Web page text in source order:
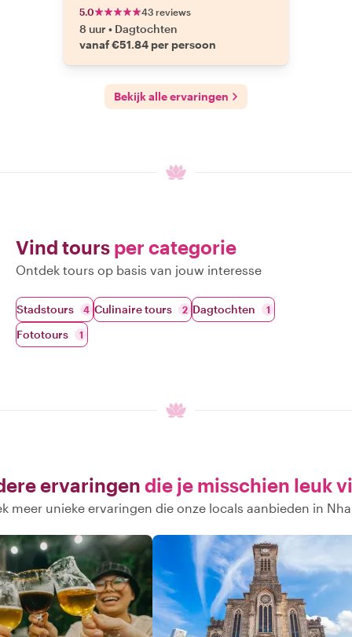
5.0 43 reviews
8 uur • Dagtochten
vanaf €51.84 per persoon
Bekijk alle ervaringen
Vind tours per categorie
Ontdek tours op basis van jouw interesse
Stadstours 4 Culinaire tours 2 Dagtochten 1
Fototours 1
ervaringen die je misschien leuk
meer unieke ervaringen die onze locals aanbieden in